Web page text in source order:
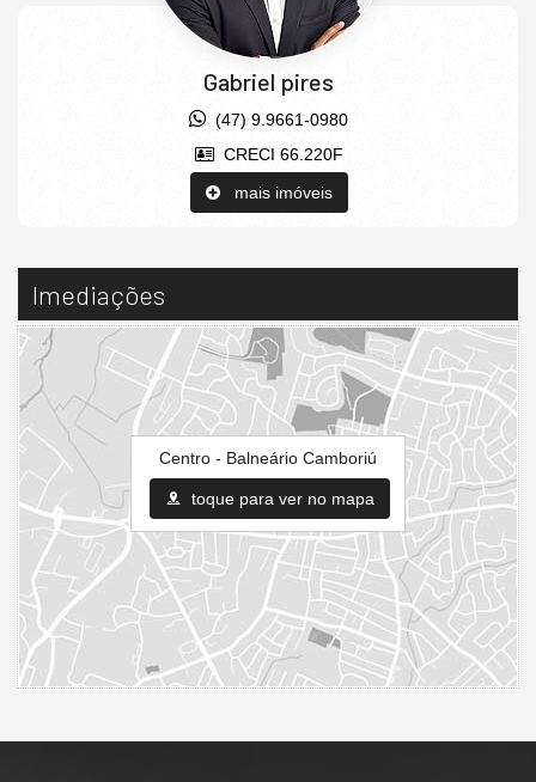
Gabriel pires
(47) 9.9661-0980
CRECI 66.220F
mais imóveis
Imediações
Centro - Balneário Camboriú
toque para ver no mapa